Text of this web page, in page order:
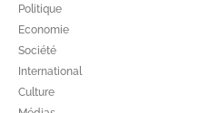
Politique
Economie
Société
International
Culture